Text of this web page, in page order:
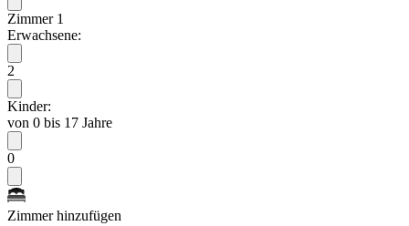
Zimmer 1
Erwachsene:
2
Kinder:
von 0 bis 17 Jahre
0
Zimmer hinzufügen